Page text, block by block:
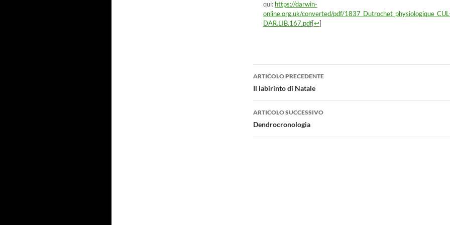
qui: https://darwin-
online.org.uk/converted/pdf/
DAR.LIB.167.pdf[↩]
Navigazione
articolo
ARTICOLO PRECEDENTE
Il labirinto di Natale
ARTICOLO SUCCESSIVO
Dendrocronologia